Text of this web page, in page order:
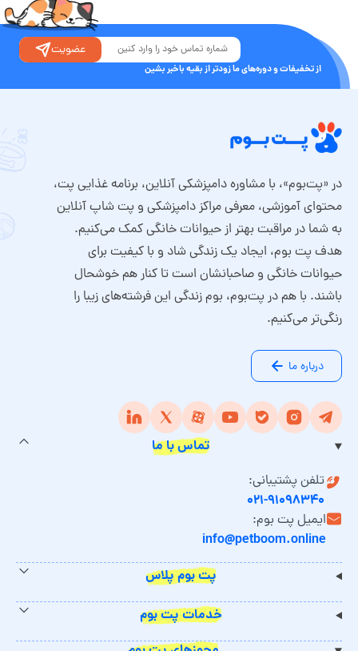
از تخفیفات و دوره‌های ما زودتر از بقیه باخبر بشین
عضویت
در «پت‌بوم»، با مشاوره دامپزشکی آنلاین، برنامه غذایی پت،
محتوای آموزشی، معرفی مراکز دامپزشکی و پت شاپ آنلاین
به شما در مراقبت بهتر از حیوانات خانگی کمک می‌کنیم.
هدف پت بوم، ایجاد یک زندگی شاد و با کیفیت برای
حیوانات خانگی و صاحبانشان است تا کنار هم خوشحال
باشند. با هم در پت‌بوم، بوم زندگی این فرشته‌های زیبا را
رنگی‌تر می‌کنیم.
درباره ما
تماس با ما
تلفن پشتیبانی:
۰۲۱-۹۱۰۹۸۳۴۰
ایمیل پت بوم:
info@petboom.online
پت بوم پلاس
خدمات پت بوم